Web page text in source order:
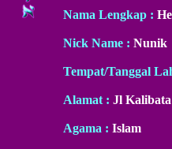
Nama Lengkap :
Nick Name : Nunik
Tempat/Tanggal
Alamat : Jl Kalibata
Agama : Islam